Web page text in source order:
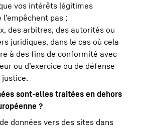
vos intérêts légitimes
pas ;
des arbitres, des autorités ou
juridiques, dans le cas où cela
à des fins de conformité avec
ou d’exercice ou de défense
justice.
sont-elles traitées en dehors
?
données vers des sites dans